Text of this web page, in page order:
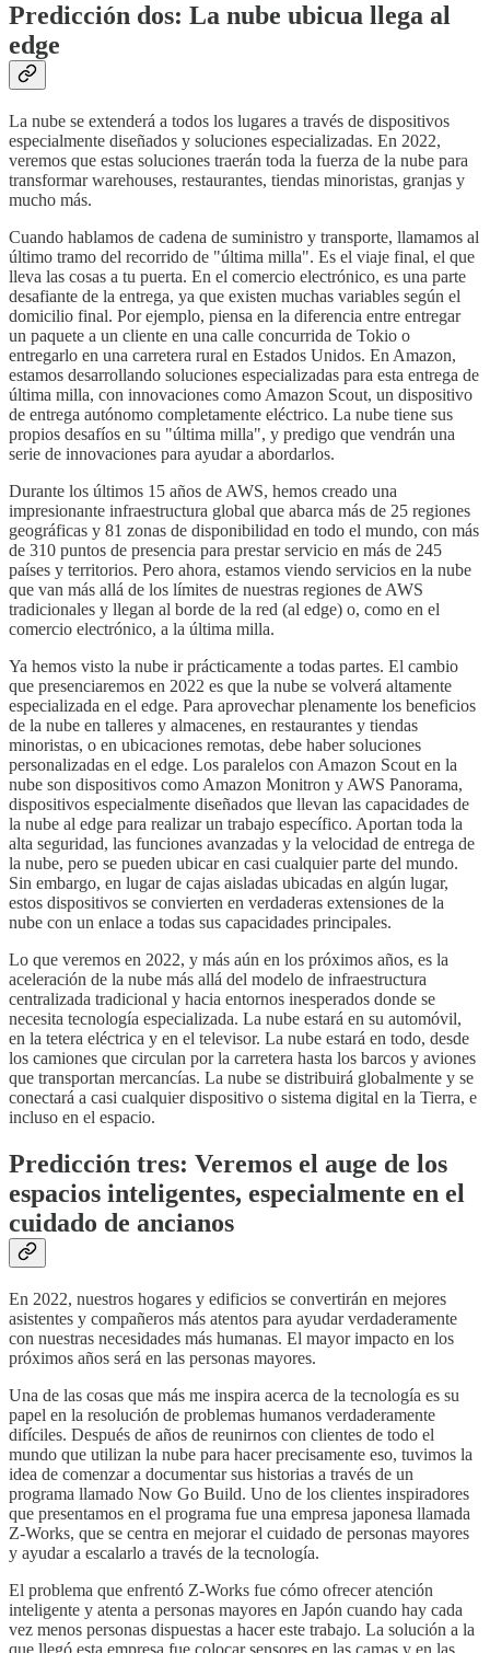
Predicción dos: La nube ubicua llega al
edge
La nube se extenderá a todos los lugares a través de dispositivos
especialmente diseñados y soluciones especializadas. En 2022,
veremos que estas soluciones traerán toda la fuerza de la nube para
transformar warehouses, restaurantes, tiendas minoristas, granjas y
mucho más.
Cuando hablamos de cadena de suministro y transporte, llamamos al
último tramo del recorrido de "última milla". Es el viaje final, el que
lleva las cosas a tu puerta. En el comercio electrónico, es una parte
desafiante de la entrega, ya que existen muchas variables según el
domicilio final. Por ejemplo, piensa en la diferencia entre entregar
un paquete a un cliente en una calle concurrida de Tokio o
entregarlo en una carretera rural en Estados Unidos. En Amazon,
estamos desarrollando soluciones especializadas para esta entrega de
última milla, con innovaciones como Amazon Scout, un dispositivo
de entrega autónomo completamente eléctrico. La nube tiene sus
propios desafíos en su "última milla", y predigo que vendrán una
serie de innovaciones para ayudar a abordarlos.
Durante los últimos 15 años de AWS, hemos creado una
impresionante infraestructura global que abarca más de 25 regiones
geográficas y 81 zonas de disponibilidad en todo el mundo, con más
de 310 puntos de presencia para prestar servicio en más de 245
países y territorios. Pero ahora, estamos viendo servicios en la nube
que van más allá de los límites de nuestras regiones de AWS
tradicionales y llegan al borde de la red (al edge) o, como en el
comercio electrónico, a la última milla.
Ya hemos visto la nube ir prácticamente a todas partes. El cambio
que presenciaremos en 2022 es que la nube se volverá altamente
especializada en el edge. Para aprovechar plenamente los beneficios
de la nube en talleres y almacenes, en restaurantes y tiendas
minoristas, o en ubicaciones remotas, debe haber soluciones
personalizadas en el edge. Los paralelos con Amazon Scout en la
nube son dispositivos como Amazon Monitron y AWS Panorama,
dispositivos especialmente diseñados que llevan las capacidades de
la nube al edge para realizar un trabajo específico. Aportan toda la
alta seguridad, las funciones avanzadas y la velocidad de entrega de
la nube, pero se pueden ubicar en casi cualquier parte del mundo.
Sin embargo, en lugar de cajas aisladas ubicadas en algún lugar,
estos dispositivos se convierten en verdaderas extensiones de la
nube con un enlace a todas sus capacidades principales.
Lo que veremos en 2022, y más aún en los próximos años, es la
aceleración de la nube más allá del modelo de infraestructura
centralizada tradicional y hacia entornos inesperados donde se
necesita tecnología especializada. La nube estará en su automóvil,
en la tetera eléctrica y en el televisor. La nube estará en todo, desde
los camiones que circulan por la carretera hasta los barcos y aviones
que transportan mercancías. La nube se distribuirá globalmente y se
conectará a casi cualquier dispositivo o sistema digital en la Tierra, e
incluso en el espacio.
Predicción tres: Veremos el auge de los
espacios inteligentes, especialmente en el
cuidado de ancianos
En 2022, nuestros hogares y edificios se convertirán en mejores
asistentes y compañeros más atentos para ayudar verdaderamente
con nuestras necesidades más humanas. El mayor impacto en los
próximos años será en las personas mayores.
Una de las cosas que más me inspira acerca de la tecnología es su
papel en la resolución de problemas humanos verdaderamente
difíciles. Después de años de reunirnos con clientes de todo el
mundo que utilizan la nube para hacer precisamente eso, tuvimos la
idea de comenzar a documentar sus historias a través de un
programa llamado Now Go Build. Uno de los clientes inspiradores
que presentamos en el programa fue una empresa japonesa llamada
Z-Works, que se centra en mejorar el cuidado de personas mayores
y ayudar a escalarlo a través de la tecnología.
El problema que enfrentó Z-Works fue cómo ofrecer atención
inteligente y atenta a personas mayores en Japón cuando hay cada
vez menos personas dispuestas a hacer este trabajo. La solución a la
que llegó esta empresa fue colocar sensores en las camas y en las